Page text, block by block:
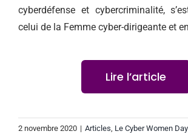
cyberdéfense et cybercriminalité,
celui de la Femme cyber-dirigeante et
Lire l’article
2 novembre 2020 | Articles, Le Cyber Women Day